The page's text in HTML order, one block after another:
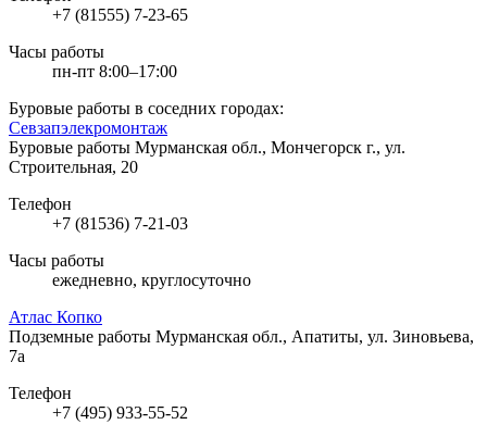
+7 (81555) 7-23-65
Часы работы
пн-пт 8:00–17:00
Буровые работы в соседних городах:
Севзапэлекромонтаж
Буровые работы Мурманская обл., Мончегорск г., ул.
Строительная, 20
Телефон
+7 (81536) 7-21-03
Часы работы
ежедневно, круглосуточно
Атлас Копко
Подземные работы Мурманская обл., Апатиты, ул. Зиновьева,
7а
Телефон
+7 (495) 933-55-52